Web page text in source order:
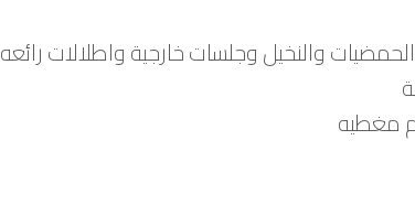
والنخيل وجلسات خارجية واطلالات رائعه